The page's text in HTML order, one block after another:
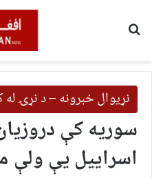
نړیوال خبرونه – د نړۍ
سوریه کې
اسراییل یې ولې